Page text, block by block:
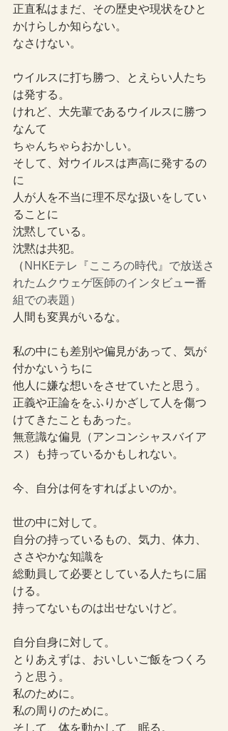
正直私はまだ、その歴史や現状をひと
かけらしか知らない。
なさけない。
ウイルスに打ち勝つ、とえらい人たち
は発する。
けれど、大先輩であるウイルスに勝つ
なんて
ちゃんちゃらおかしい。
そして、対ウイルスは声高に発するの
に
人が人を不当に理不尽な扱いをしてい
ることに
沈黙している。
沈黙は共犯。
（NHKEテレ『こころの時代』で放送さ
れたムクウェゲ医師のインタビュー番
組での表題）
人間も変異がいるな。
私の中にも差別や偏見があって、気が
付かないうちに
他人に嫌な想いをさせていたと思う。
正義や正論ををふりかざして人を傷つ
けてきたこともあった。
無意識な偏見（アンコンシャスバイア
ス）も持っているかもしれない。
今、自分は何をすればよいのか。
世の中に対して。
自分の持っているもの、気力、体力、
ささやかな知識を
総動員して必要としている人たちに届
ける。
持ってないものは出せないけど。
自分自身に対して。
とりあえずは、おいしいご飯をつくろ
うと思う。
私のために。
私の周りのために。
そして、体を動かして、眠る。